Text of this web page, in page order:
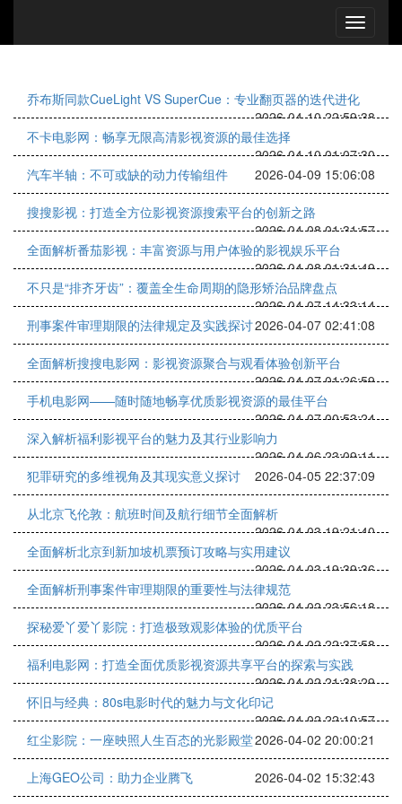
乔布斯同款CueLight VS SuperCue：专业翻页器的迭代进化
2026-04-10 22:59:38
不卡电影网：畅享无限高清影视资源的最佳选择
2026-04-10 01:07:30
汽车半轴：不可或缺的动力传输组件
2026-04-09 15:06:08
搜搜影视：打造全方位影视资源搜索平台的创新之路
2026-04-08 01:31:57
全面解析番茄影视：丰富资源与用户体验的影视娱乐平台
2026-04-08 01:31:49
不只是“排齐牙齿”：覆盖全生命周期的隐形矫治品牌盘点
2026-04-07 14:33:14
刑事案件审理期限的法律规定及实践探讨2026-04-07 02:41:08
全面解析搜搜电影网：影视资源聚合与观看体验创新平台
2026-04-07 01:26:59
手机电影网——随时随地畅享优质影视资源的最佳平台
2026-04-07 00:53:24
深入解析福利影视平台的魅力及其行业影响力
2026-04-06 23:09:11
犯罪研究的多维视角及其现实意义探讨
2026-04-05 22:37:09
从北京飞伦敦：航班时间及航行细节全面解析
2026-04-03 19:21:40
全面解析北京到新加坡机票预订攻略与实用建议
2026-04-03 19:39:36
全面解析刑事案件审理期限的重要性与法律规范
2026-04-02 23:56:18
探秘爱丫爱丫影院：打造极致观影体验的优质平台
2026-04-02 22:37:58
福利电影网：打造全面优质影视资源共享平台的探索与实践
2026-04-02 21:38:29
怀旧与经典：80s电影时代的魅力与文化印记
2026-04-02 22:10:57
红尘影院：一座映照人生百态的光影殿堂2026-04-02 20:00:21
上海GEO公司：助力企业腾飞 2026-04-02 15:32:43